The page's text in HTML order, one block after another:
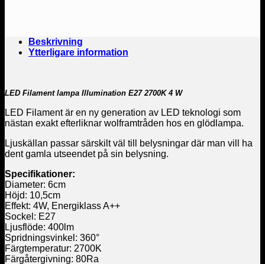
Beskrivning
Ytterligare information
LED Filament lampa Illumination E27 2700K 4 W
LED Filament är en ny generation av LED teknologi som
nästan exakt efterliknar wolframtråden hos en glödlampa.
Ljuskällan passar särskilt väl till belysningar där man vill ha
dent gamla utseendet på sin belysning.
Specifikationer:
Diameter: 6cm
Höjd: 10,5cm
Effekt: 4W, Energiklass A++
Sockel: E27
Ljusflöde: 400lm
Spridningsvinkel: 360°
Färgtemperatur: 2700K
Färgåtergivning: 80Ra